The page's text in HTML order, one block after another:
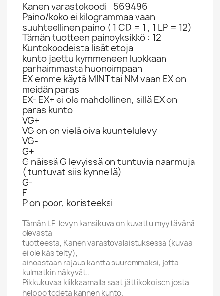
Kanen varastokoodi : 569496
Paino/koko ei kilogrammaa vaan
suuhteellinen paino ( 1 CD = 1 , 1 LP = 12)
Tämän tuotteen painoyksikkö : 12
Kuntokoodeista lisätietoja
kunto jaettu kymmeneen luokkaan
parhaimmasta huonoimpaan
EX emme käytä MINT tai NM vaan EX on
meidän paras
EX- EX+ ei ole mahdollinen, sillä EX on
paras kunto
VG+
VG on on vielä oiva kuuntelulevy
VG-
G+
G näissä G levyissä on tuntuvia naarmuja
( tuntuvat siis kynnellä)
G-
F
P on poor, koristeeksi
Tämän LP-levyn kansikuva on kuvattu myytävänä
olevasta
tuotteesta, Kanen varastovalaistuksessa (kuvaa
ei ole käsitelty),
ainoastaan rajaus kantta suuremmaksi, jotta
kulmatkin näkyvät..
Pikkukuvaa klikkaamalla saat jättikokoisen josta
helppo todeta kannen kunto.